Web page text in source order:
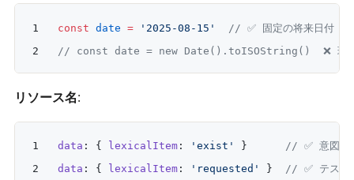
const date = '2025-08-15'
  // ✅ 固定の将来日付
// const date = new Date().toISOString()  ❌ 現在
リソース名:
data : { lexicalItem : 'exist' } // ✅ 意図が
data : { lexicalItem : 'requested' } // ✅ テスト